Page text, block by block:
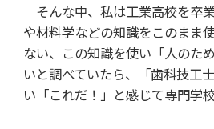
そんな中、私は工業高校を卒
や材料学などの知識をこのまま
ない、この知識を使い「人のた
いと調べていたら、「歯科技工
い「これだ！」と感じて専門学